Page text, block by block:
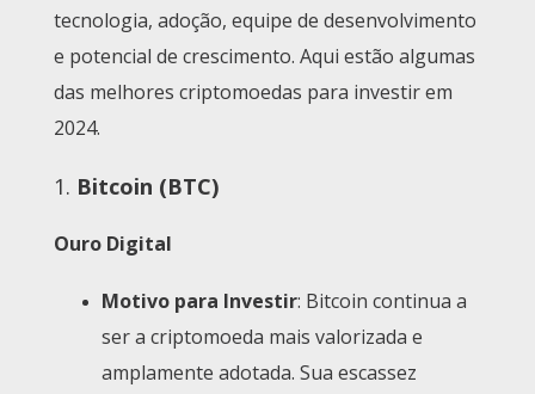
tecnologia, adoção, equipe de desenvolvimento
e potencial de crescimento. Aqui estão algumas
das melhores criptomoedas para investir em
2024.
1. Bitcoin (BTC)
Ouro Digital
Motivo para Investir: Bitcoin continua a
ser a criptomoeda mais valorizada e
amplamente adotada. Sua escassez